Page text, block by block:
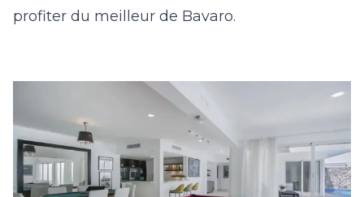
profiter du meilleur de Bavaro.